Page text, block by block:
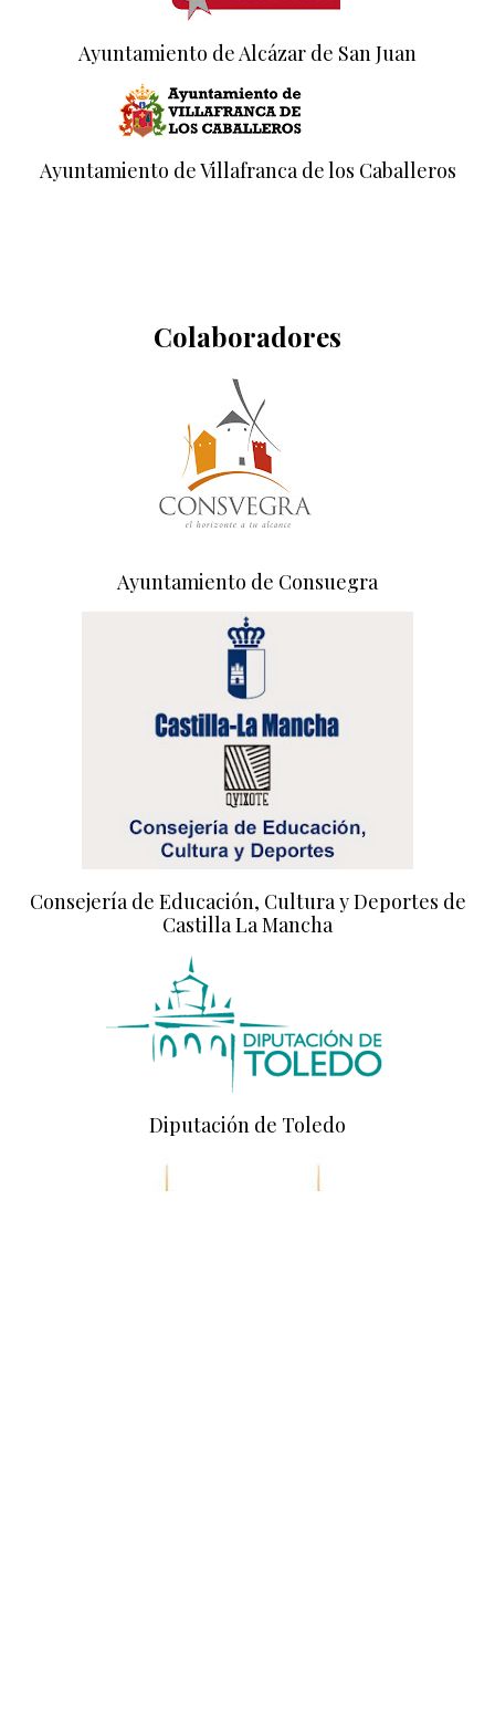
Ayuntamiento de Alcázar de San Juan
Ayuntamiento de Villafranca de los Caballeros
Colaboradores
Ayuntamiento de Consuegra
Consejería de Educación, Cultura y Deportes de
Castilla La Mancha
Diputación de Toledo